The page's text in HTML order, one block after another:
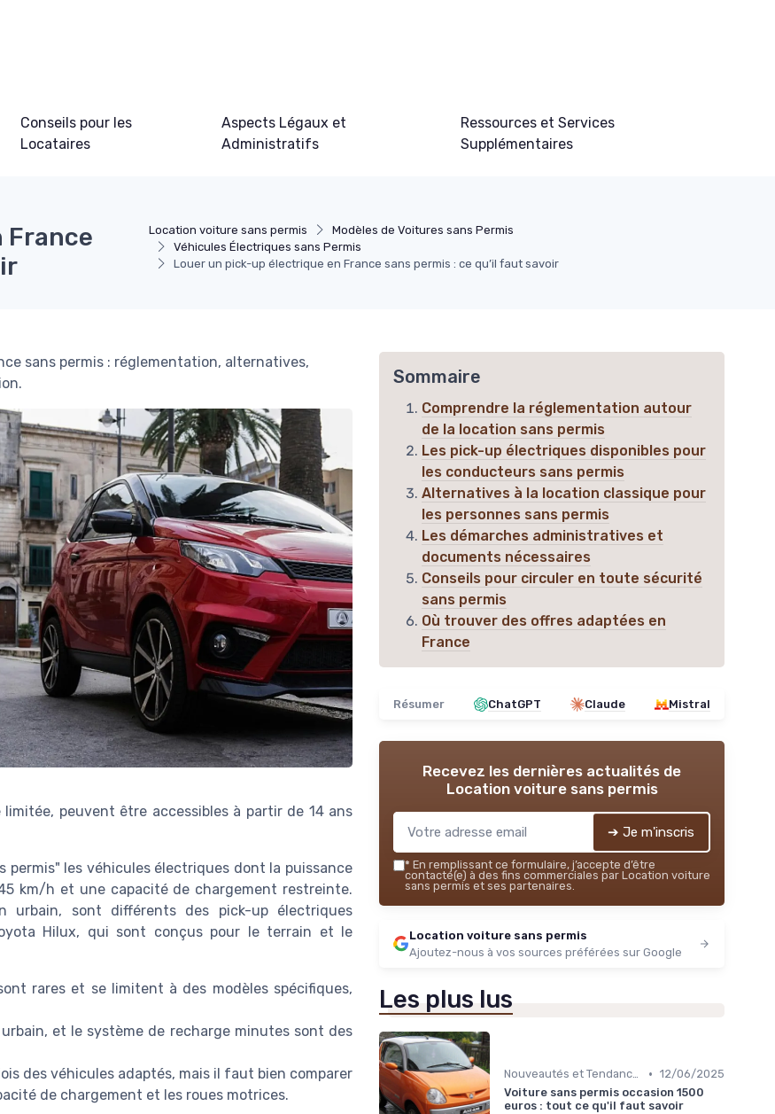
Conseils pour les
Locataires
Aspects Légaux et
Administratifs
Ressources et Services
Supplémentaires
Location voiture sans permis
Modèles de Voitures sans Permis
Véhicules Électriques sans Permis
Louer un pick-up électrique en France sans permis : ce qu’il faut savoir
France
sans permis : réglementation, alternatives,
peuvent être accessibles à partir de 14 ans
les véhicules électriques dont la puissance
km/h et une capacité de chargement restreinte.
urbain, sont différents des pick-up électriques
Hilux, qui sont conçus pour le terrain et le
rares et se limitent à des modèles spécifiques,
et le système de recharge minutes sont des
des véhicules adaptés, mais il faut bien comparer
de chargement et les roues motrices.
Sommaire
Comprendre la réglementation autour
de la location sans permis
Les pick-up électriques disponibles pour
les conducteurs sans permis
Alternatives à la location classique pour
les personnes sans permis
Les démarches administratives et
documents nécessaires
Conseils pour circuler en toute sécurité
sans permis
Où trouver des offres adaptées en
France
Résumer ChatGPT Claude Mistral
Recevez les dernières actualités de
Location voiture sans permis
➔ Je m'inscris
* En remplissant ce formulaire, j’accepte d’être
contacté(e) à des fins commerciales par Location voiture
sans permis et ses partenaires.
Location voiture sans permis
Ajoutez-nous à vos sources préférées sur Google
Les plus lus
Nouveautés et Tendances • 12/06/2025
Voiture sans permis occasion 1500
euros : tout ce qu'il faut savoir